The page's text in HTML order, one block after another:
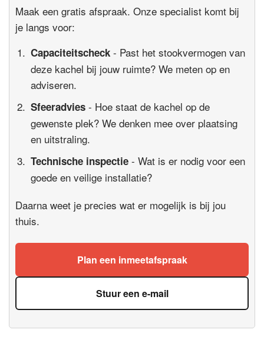
Maak een gratis afspraak. Onze specialist komt bij
je langs voor:
Capaciteitscheck - Past het stookvermogen van
deze kachel bij jouw ruimte? We meten op en
adviseren.
Sfeeradvies - Hoe staat de kachel op de
gewenste plek? We denken mee over plaatsing
en uitstraling.
Technische inspectie - Wat is er nodig voor een
goede en veilige installatie?
Daarna weet je precies wat er mogelijk is bij jou
thuis.
Plan een inmeetafspraak
Stuur een e-mail